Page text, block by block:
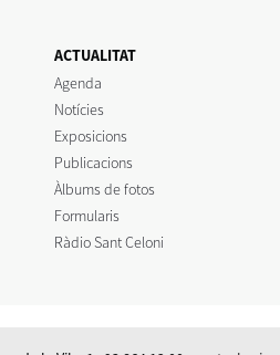
ACTUALITAT
Agenda
Notícies
Exposicions
Publicacions
Àlbums de fotos
Formularis
Ràdio Sant Celoni